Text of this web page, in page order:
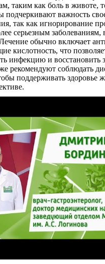
таким как боль в животе,
подчеркивают важность
так как игнорирование
серьезным заболеваниям,
обычно включает
кислотность, что
инфекцию и восстановить
рекомендуют соблюдать
поддерживать здоровье